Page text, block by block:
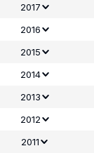
2017
2016
2015
2014
2013
2012
2011